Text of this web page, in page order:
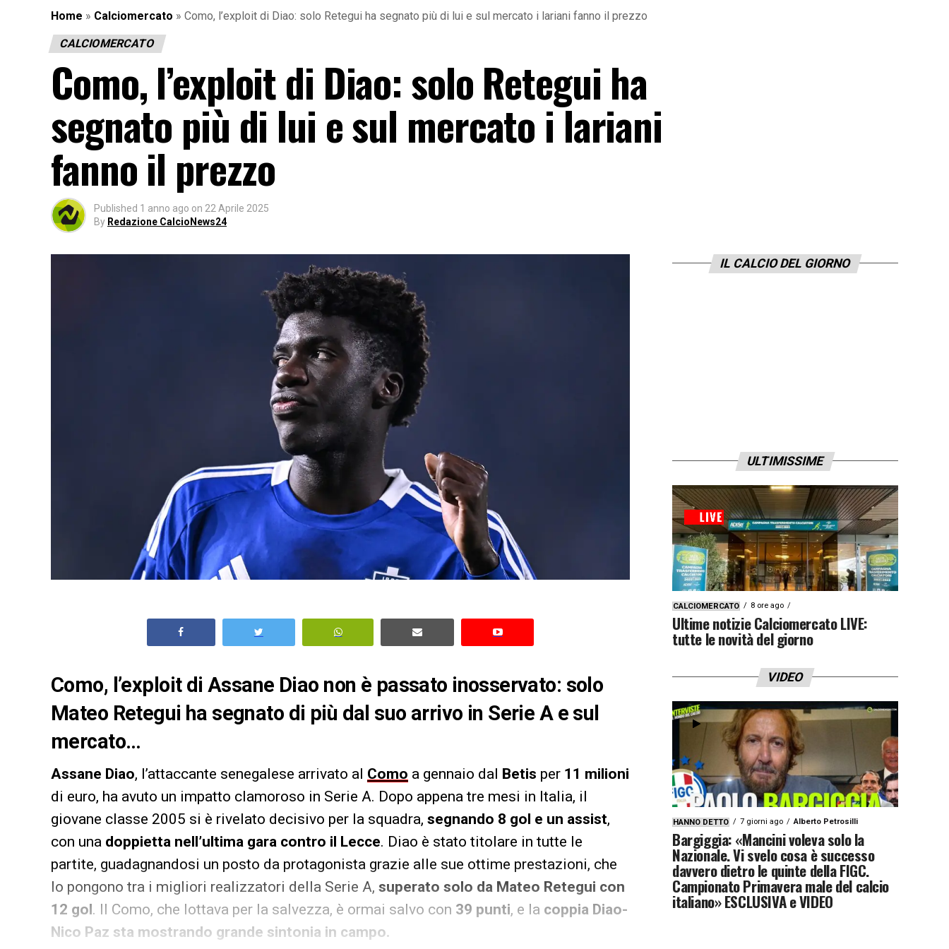
Home » Calciomercato » Como, l’exploit di Diao: solo Retegui ha segnato più di lui e sul mercato i lariani fanno il prezzo
CALCIOMERCATO
Como, l’exploit di Diao: solo Retegui ha
segnato più di lui e sul mercato i lariani
fanno il prezzo
Published 1 anno ago on 22 Aprile 2025
By Redazione CalcioNews24
Como, l’exploit di Assane Diao non è passato inosservato: solo
Mateo Retegui ha segnato di più dal suo arrivo in Serie A e sul
mercato…
Assane Diao, l’attaccante senegalese arrivato al Como a gennaio dal Betis per 11 milioni
di euro, ha avuto un impatto clamoroso in Serie A. Dopo appena tre mesi in Italia, il
giovane classe 2005 si è rivelato decisivo per la squadra, segnando 8 gol e un assist,
con una doppietta nell’ultima gara contro il Lecce. Diao è stato titolare in tutte le
partite, guadagnandosi un posto da protagonista grazie alle sue ottime prestazioni, che
lo pongono tra i migliori realizzatori della Serie A, superato solo da Mateo Retegui con
12 gol. Il Como, che lottava per la salvezza, è ormai salvo con 39 punti, e la coppia Diao-
Nico Paz sta mostrando grande sintonia in campo.
IL CALCIO DEL GIORNO
ULTIMISSIME
CALCIOMERCATO 8 ore ago
Ultime notizie Calciomercato LIVE:
tutte le novità del giorno
VIDEO
HANNO DETTO 7 giorni ago Alberto Petrosilli
Bargiggia: «Mancini voleva solo la
Nazionale. Vi svelo cosa è successo
davvero dietro le quinte della FIGC.
Campionato Primavera male del calcio
italiano» ESCLUSIVA e VIDEO